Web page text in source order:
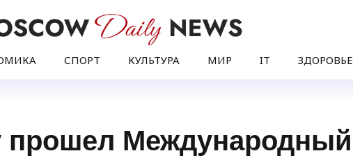
СПОРТ КУЛЬТУРА МИР IT ЗДОРОВЬЕ
прошел Международный